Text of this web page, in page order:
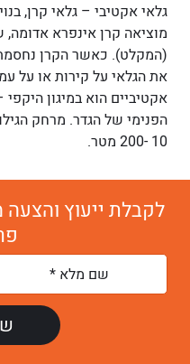
גלאי אקטיבי – גלאי קרן,
מוציאה קרן אינפרא
(המקלט). כאשר הקרן
את הגלאי על קירות או על
אקטיביים הוא במיגון
הפנימי של הגדר. מרחק
10 -200 מטר.
לקבלת ייעוץ